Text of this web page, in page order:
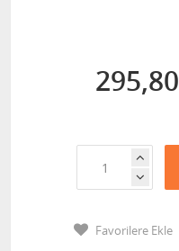
295,80
Favorilere Ekle